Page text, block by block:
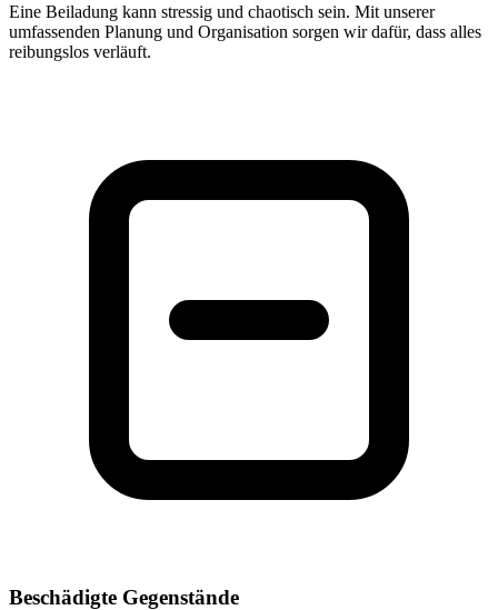
Eine Beiladung kann stressig und chaotisch sein. Mit unserer
umfassenden Planung und Organisation sorgen wir dafür, dass alles
reibungslos verläuft.
Beschädigte Gegenstände